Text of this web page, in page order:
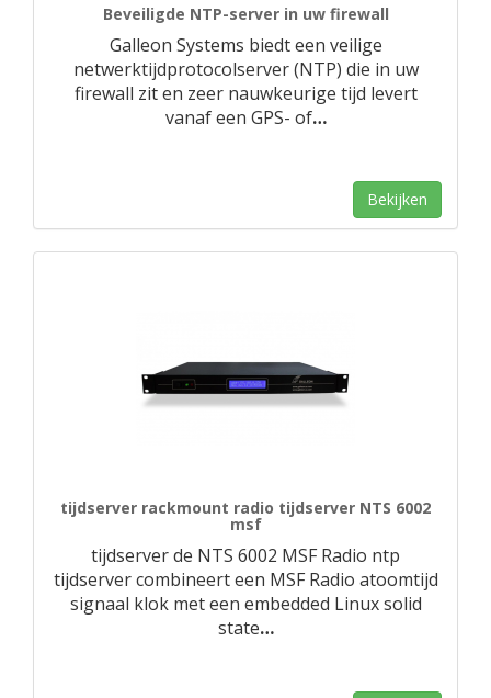
Beveiligde NTP-server in uw firewall
Galleon Systems biedt een veilige
netwerktijdprotocolserver (NTP) die in uw
firewall zit en zeer nauwkeurige tijd levert
vanaf een GPS- of…
Bekijken
tijdserver rackmount radio tijdserver NTS 6002
msf
tijdserver de NTS 6002 MSF Radio ntp
tijdserver combineert een MSF Radio atoomtijd
signaal klok met een embedded Linux solid
state…